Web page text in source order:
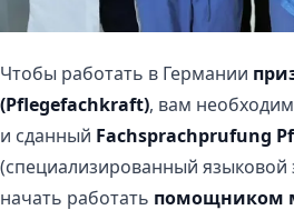
Чтобы работать в Германии
(Pflegefachkraft), вам необходим
и сданный Fachsprachprufung
(специализированный
начать работать помощником